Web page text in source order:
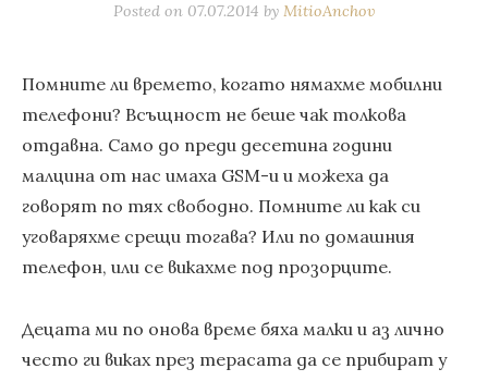
Posted on 07.07.2014 by MitioAnchov
Помните ли времето, когато нямахме мобилни
телефони? Всъщност не беше чак толкова
отдавна. Само до преди десетина години
малцина от нас имаха GSM-и и можеха да
говорят по тях свободно. Помните ли как си
уговаряхме срещи тогава? Или по домашния
телефон, или се викахме под прозорците.
Децата ми по онова време бяха малки и аз лично
често ги виках през терасата да се прибират у